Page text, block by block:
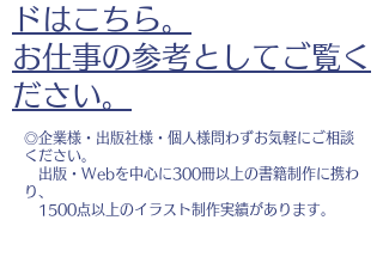
ドはこちら。
お仕事の参考としてご覧く
ださい。
◎企業様・出版社様・個人様問わずお気軽にご相談
ください。
出版・Webを中心に300冊以上の書籍制作に携わ
り、
1500点以上のイラスト制作実績があります。